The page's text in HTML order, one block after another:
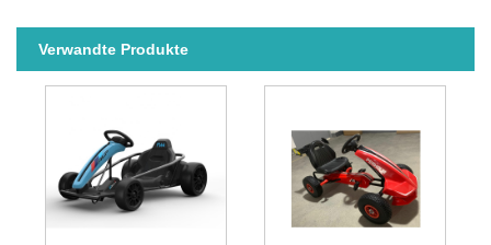
Verwandte Produkte